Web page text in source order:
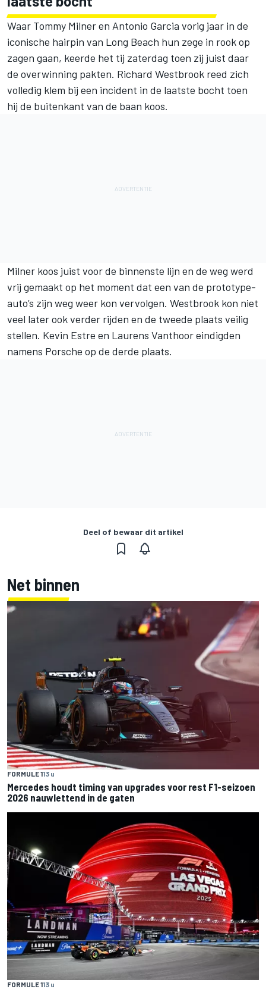
Waar Tommy Milner en Antonio Garcia vorig jaar in de
iconische hairpin van Long Beach hun zege in rook op
zagen gaan, keerde het tij zaterdag toen zij juist daar
de overwinning pakten. Richard Westbrook reed zich
volledig klem bij een incident in de laatste bocht toen
hij de buitenkant van de baan koos.
Milner koos juist voor de binnenste lijn en de weg werd
vrij gemaakt op het moment dat een van de prototype-
auto’s zijn weg weer kon vervolgen. Westbrook kon niet
veel later ook verder rijden en de tweede plaats veilig
stellen. Kevin Estre en Laurens Vanthoor eindigden
namens Porsche op de derde plaats.
Deel of bewaar dit artikel
Net binnen
FORMULE 113 u
Mercedes houdt timing van upgrades voor rest F1-seizoen
2026 nauwlettend in de gaten
FORMULE 113 u